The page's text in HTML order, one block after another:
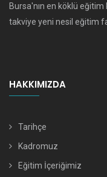
Bursa'nın en köklü eğitim
takviye yeni nesil eğitim
HAKKIMIZDA
Tarihçe
Kadromuz
Eğitim İçeriğimiz